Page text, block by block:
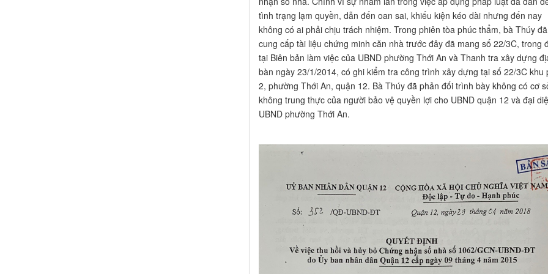
tình trạng lạm quyền, dẫn đến oan sai, khiếu kiện kéo dài nhưng đến nay
không có ai phải chịu trách nhiệm. Trong phiên tòa phúc thẩm, bà Thúy đã
cung cấp tài liệu chứng minh căn nhà trước đây đã mang số 22/3C, trong
tại Biên bản làm việc của UBND phường Thới An và Thanh tra xây dựng
bàn ngày 23/1/2014, có ghi kiểm tra công trình xây dựng tại số 22/3C khu
2, phường Thới An, quận 12. Bà Thúy đã phản đối trình bày không có cơ
không trung thực của người bảo vệ quyền lợi cho UBND quận 12 và đại
UBND phường Thới An.